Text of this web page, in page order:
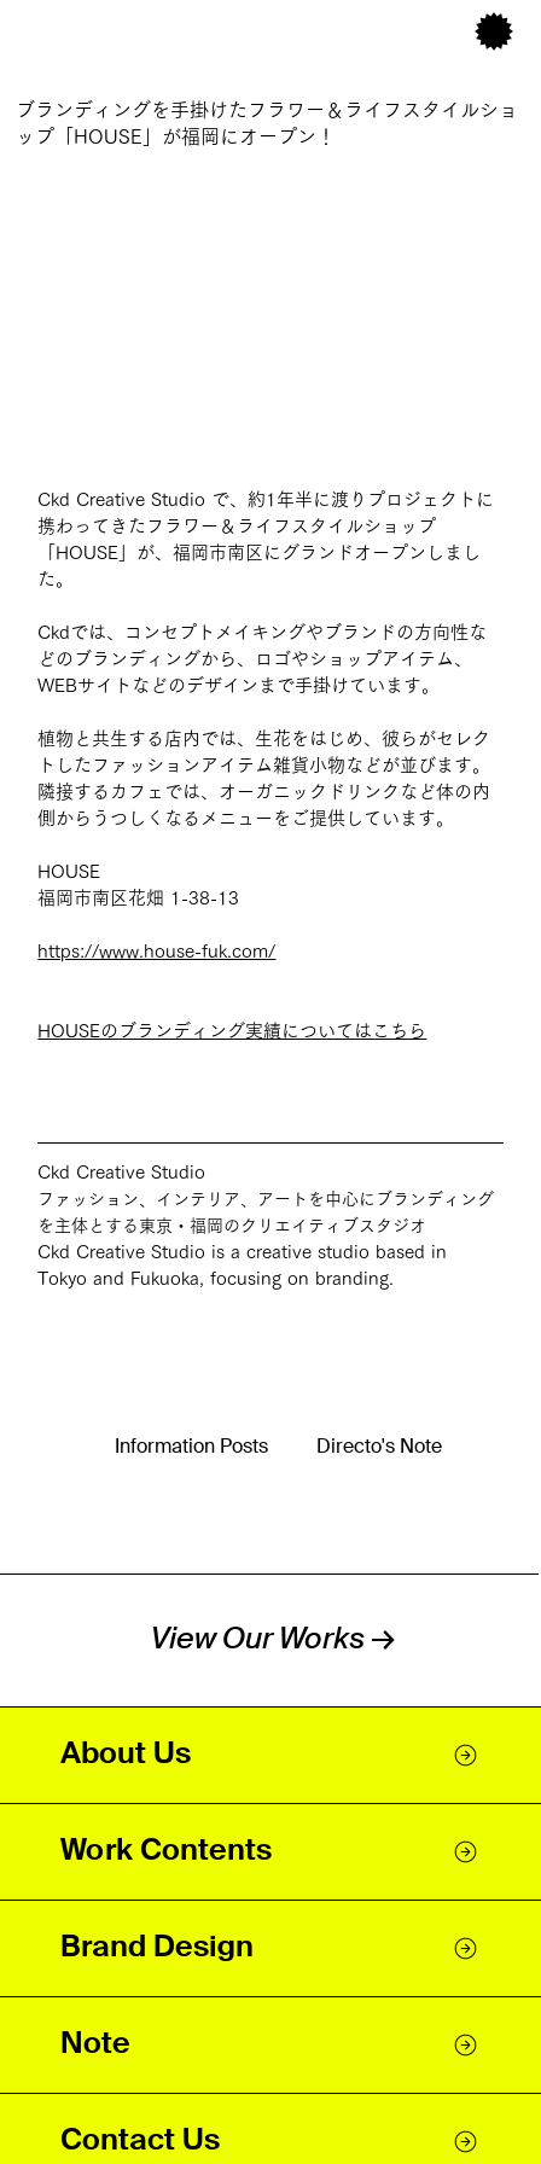
ブランディングを手掛けたフラワー＆ライフスタイルショ
ップ「HOUSE」が福岡にオープン！
Ckd Creative Studio で、約1年半に渡りプロジェクトに
携わってきた フラワー＆ライフスタイルショップ
「HOUSE」が、福岡市南区にグランドオープンしまし
た。
Ckdでは、コンセプトメイキングやブランドの方向性な
どのブランディングから、ロゴやショップアイテム、
WEBサイトなどのデザインまで手掛けています。
植物と共生する店内では、生花をはじめ、彼らがセレク
トしたファッションアイテム雑貨小物などが並びます。
隣接するカフェでは、オーガニックドリンクなど体の内
側からうつしくなるメニューをご提供しています。
HOUSE
福岡市南区花畑 1-38-13
https://www.house-fuk.com/
HOUSEのブランディング実績についてはこちら
Ckd Creative Studio
ファッション、インテリア、アートを中心にブランディング
を主体とする東京・福岡のクリエイティブスタジオ
Ckd Creative Studio is a creative studio based in
Tokyo and Fukuoka, focusing on branding.
Information Posts Directo's Note
View Our Works →
About Us
Work Contents
Brand Design
Note
Contact Us